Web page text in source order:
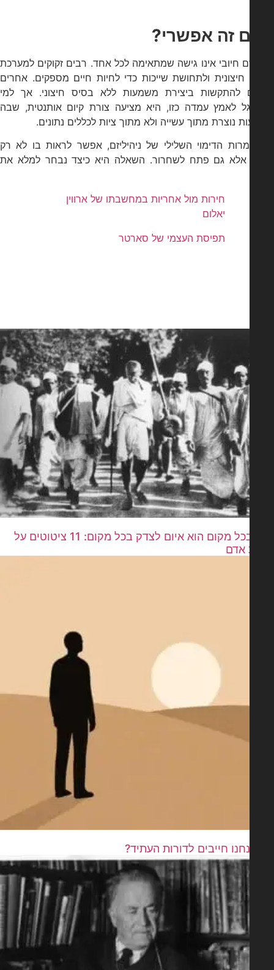
זה אפשרי?
חיובי אינו גישה שמתאימה לכל אחד. רבים זקוקים למערכת
חיצונית ולתחושת שייכות כדי לחיות חיים מספקים. אחרים
להתקשות ביצירת משמעות ללא בסיס חיצוני. אך למי
לאמץ עמדה כזו, היא מציעה צורת קיום אותנטית, שבה
נוצרת מתוך עשייה ולא מתוך ציות לכללים נתונים.
הדימוי השלילי של ניהיליזם, אפשר לראות בו לא רק
אלא גם פתח לשחרור. השאלה היא כיצד נבחר למלא את
חירות מול אחריות במחשבתו של ארווין
תפיסת העצמי של סארטר
עוול בכל מקום הוא איום לצדק בכל מקום: 11 ציטוטים על
חייבים לדורות העתיד?